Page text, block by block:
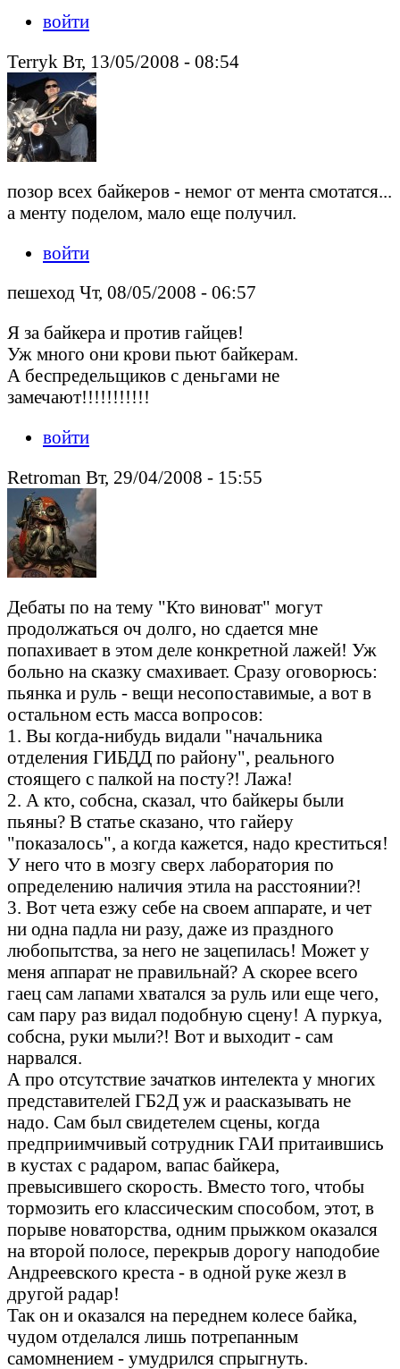
войти
Terryk Вт, 13/05/2008 - 08:54
позор всех байкеров - немог от мента смотатся...
а менту поделом, мало еще получил.
войти
пешеход Чт, 08/05/2008 - 06:57
Я за байкера и против гайцев!
Уж много они крови пьют байкерам.
А беспредельщиков с деньгами не
замечают!!!!!!!!!!!
войти
Retroman Вт, 29/04/2008 - 15:55
Дебаты по на тему "Кто виноват" могут
продолжаться оч долго, но сдается мне
попахивает в этом деле конкретной лажей! Уж
больно на сказку смахивает. Сразу оговорюсь:
пьянка и руль - вещи несопоставимые, а вот в
остальном есть масса вопросов:
1. Вы когда-нибудь видали "начальника
отделения ГИБДД по району", реального
стоящего с палкой на посту?! Лажа!
2. А кто, собсна, сказал, что байкеры были
пьяны? В статье сказано, что гайеру
"показалось", а когда кажется, надо креститься!
У него что в мозгу сверх лаборатория по
определению наличия этила на расстоянии?!
3. Вот чета езжу себе на своем аппарате, и чет
ни одна падла ни разу, даже из праздного
любопытства, за него не зацепилась! Может у
меня аппарат не правильнай? А скорее всего
гаец сам лапами хватался за руль или еще чего,
сам пару раз видал подобную сцену! А пуркуа,
собсна, руки мыли?! Вот и выходит - сам
нарвался.
А про отсутствие зачатков интелекта у многих
представителей ГБ2Д уж и раасказывать не
надо. Сам был свидетелем сцены, когда
предприимчивый сотрудник ГАИ притаившись
в кустах с радаром, вапас байкера,
превысившего скорость. Вместо того, чтобы
тормозить его классическим способом, этот, в
порыве новаторства, одним прыжком оказался
на второй полосе, перекрыв дорогу наподобие
Андреевского креста - в одной руке жезл в
другой радар!
Так он и оказался на переднем колесе байка,
чудом отделался лишь потрепанным
самомнением - умудрился спрыгнуть.